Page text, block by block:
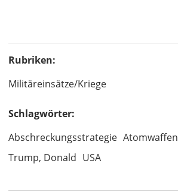
Rubriken:
Militäreinsätze/Kriege
Schlagwörter:
Abschreckungsstrategie Atomwaffen
Trump, Donald USA